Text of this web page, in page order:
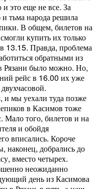
это еще не все. За
тьма народа решила
В общем, билетов на
купить их только
13.15. Правда, проблема
обратными из
Рязани было можно. Но,
рейс в 16.00 их уже
и мы уехали туда позже
в Касимов тоже
Мало того, билетов и на
и обойдя
вписались. Короче
наконец, добрались до
вместо четырех.
неожиданно
день из Касимова